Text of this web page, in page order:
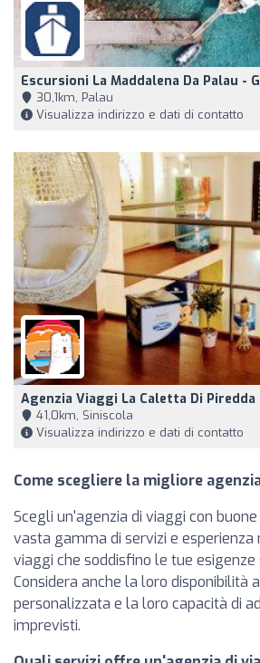
Escursioni La Maddalena Da Palau -
30,1km, Palau
Visualizza indirizzo e dati di contatto
Agenzia Viaggi La Caletta Di Piredda
41,0km, Siniscola
Visualizza indirizzo e dati di contatto
Come scegliere la migliore
Scegli un'agenzia di viaggi con
vasta gamma di servizi e
viaggi che soddisfino le tue esigenze
Considera anche la loro disponibilità
personalizzata e la loro capacità di
imprevisti.